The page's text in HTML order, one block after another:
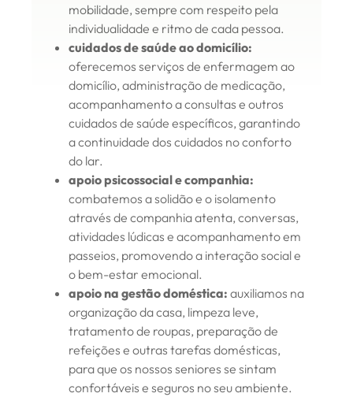
mobilidade, sempre com respeito pela
individualidade e ritmo de cada pessoa.
cuidados de saúde ao domicílio:
oferecemos serviços de enfermagem ao
domicílio, administração de medicação,
acompanhamento a consultas e outros
cuidados de saúde específicos, garantindo
a continuidade dos cuidados no conforto
do lar.
apoio psicossocial e companhia:
combatemos a solidão e o isolamento
através de companhia atenta, conversas,
atividades lúdicas e acompanhamento em
passeios, promovendo a interação social e
o bem-estar emocional.
apoio na gestão doméstica: auxiliamos na
organização da casa, limpeza leve,
tratamento de roupas, preparação de
refeições e outras tarefas domésticas,
para que os nossos seniores se sintam
confortáveis e seguros no seu ambiente.